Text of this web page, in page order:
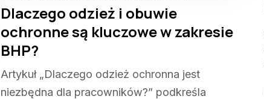
Dlaczego odzież i obuwie
ochronne są kluczowe w zakresie
BHP?
Artykuł „Dlaczego odzież ochronna jest
niezbędna dla pracowników?” podkreśla